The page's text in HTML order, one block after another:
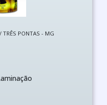
TRÊS PONTAS - MG